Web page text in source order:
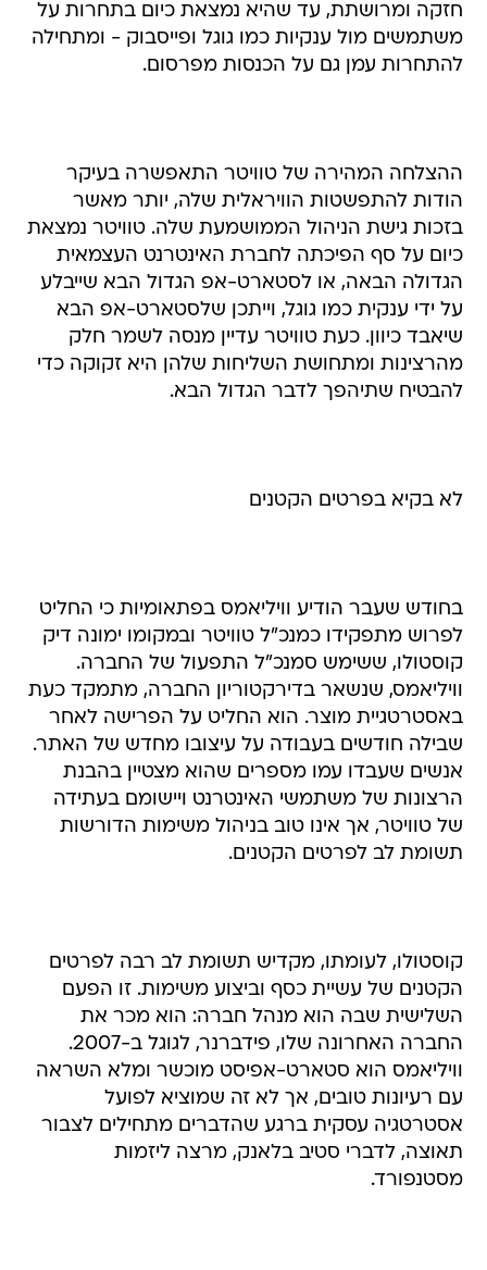
חזקה ומרושתת, עד שהיא נמצאת כיום בתחרות על
משתמשים מול ענקיות כמו גוגל ופייסבוק - ומתחילה
להתחרות עמן גם על הכנסות מפרסום.
ההצלחה המהירה של טוויטר התאפשרה בעיקר
הודות להתפשטות הוויראלית שלה, יותר מאשר
בזכות גישת הניהול הממושמעת שלה. טוויטר נמצאת
כיום על סף הפיכתה לחברת האינטרנט העצמאית
הגדולה הבאה, או לסטארט-אפ הגדול הבא שייבלע
על ידי ענקית כמו גוגל, וייתכן שלסטארט-אפ הבא
שיאבד כיוון. כעת טוויטר עדיין מנסה לשמר חלק
מהרצינות ומתחושת השליחות שלהן היא זקוקה כדי
להבטיח שתיהפך לדבר הגדול הבא.
לא בקיא בפרטים הקטנים
בחודש שעבר הודיע וויליאמס בפתאומיות כי החליט
לפרוש מתפקידו כמנכ"ל טוויטר ובמקומו ימונה דיק
קוסטולו, ששימש סמנכ"ל התפעול של החברה.
וויליאמס, שנשאר בדירקטוריון החברה, מתמקד כעת
באסטרטגיית מוצר. הוא החליט על הפרישה לאחר
שבילה חודשים בעבודה על עיצובו מחדש של האתר.
אנשים שעבדו עמו מספרים שהוא מצטיין בהבנת
הרצונות של משתמשי האינטרנט ויישומם בעתידה
של טוויטר, אך אינו טוב בניהול משימות הדורשות
תשומת לב לפרטים הקטנים.
קוסטולו, לעומתו, מקדיש תשומת לב רבה לפרטים
הקטנים של עשיית כסף וביצוע משימות. זו הפעם
השלישית שבה הוא מנהל חברה: הוא מכר את
החברה האחרונה שלו, פידברנר, לגוגל ב-2007.
וויליאמס הוא סטארט-אפיסט מוכשר ומלא השראה
עם רעיונות טובים, אך לא זה שמוציא לפועל
אסטרטגיה עסקית ברגע שהדברים מתחילים לצבור
תאוצה, לדברי סטיב בלאנק, מרצה ליזמות
מסטנפורד.